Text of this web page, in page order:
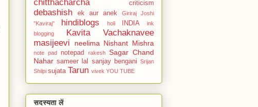
chitthacharcha
criticism
debashish ek aur anek
Giriraj Joshi
"Kaviraj"
hindiblogs holi INDIA
ink
blogging
Kavita Vachaknavee
masijeevi
neelima Nishant Mishra
note pad notepad rakesh Sagar Chand
Nahar sameer lal sanjay bengani Srijan
Shilpi sujata Tarun vivek YOU TUBE
सदस्यता लें